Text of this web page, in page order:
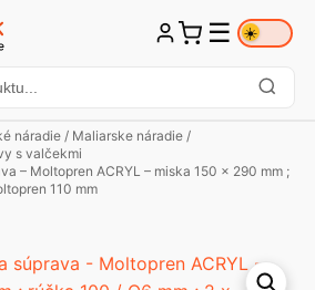
☰ ☀️
náradie / Maliarske náradie /
s valčekmi
– Moltopren ACRYL – miska 150 x 290 mm ;
110 mm